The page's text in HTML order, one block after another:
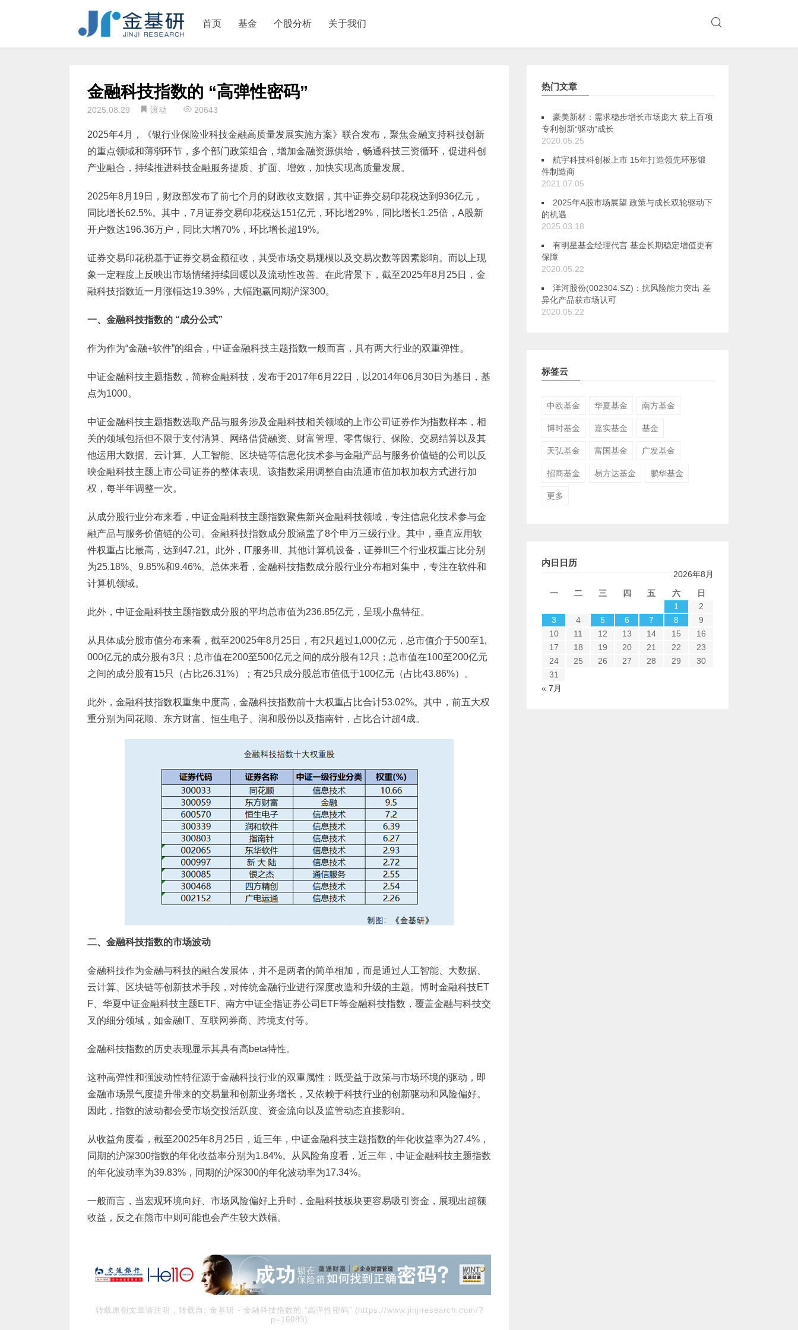
首页 基金 个股分析 关于我们
金融科技指数的 “高弹性密码”
2025.08.29 滚动 20643
2025年4月，《银行业保险业科技金融高质量发展实施方案》联合发布，聚焦金融支持科技创新
的重点领域和薄弱环节，多个部门政策组合，增加金融资源供给，畅通科技三资循环，促进科创
产业融合，持续推进科技金融服务提质、扩面、增效，加快实现高质量发展。
2025年8月19日，财政部发布了前七个月的财政收支数据，其中证券交易印花税达到936亿元，
同比增长62.5%。其中，7月证券交易印花税达151亿元，环比增29%，同比增长1.25倍，A股新
开户数达196.36万户，同比大增70%，环比增长超19%。
证券交易印花税基于证券交易金额征收，其受市场交易规模以及交易次数等因素影响。而以上现
象一定程度上反映出市场情绪持续回暖以及流动性改善。在此背景下，截至2025年8月25日，金
融科技指数近一月涨幅达19.39%，大幅跑赢同期沪深300。
一、金融科技指数的 “成分公式”
作为作为“金融+软件”的组合，中证金融科技主题指数一般而言，具有两大行业的双重弹性。
中证金融科技主题指数，简称金融科技，发布于2017年6月22日，以2014年06月30日为基日，基
点为1000。
中证金融科技主题指数选取产品与服务涉及金融科技相关领域的上市公司证券作为指数样本，相
关的领域包括但不限于支付清算、网络借贷融资、财富管理、零售银行、保险、交易结算以及其
他运用大数据、云计算、人工智能、区块链等信息化技术参与金融产品与服务价值链的公司以反
映金融科技主题上市公司证券的整体表现。该指数采用调整自由流通市值加权加权方式进行加
权，每半年调整一次。
从成分股行业分布来看，中证金融科技主题指数聚焦新兴金融科技领域，专注信息化技术参与金
融产品与服务价值链的公司。金融科技指数成分股涵盖了8个申万三级行业。其中，垂直应用软
件权重占比最高，达到47.21。此外，IT服务III、其他计算机设备，证券III三个行业权重占比分别
为25.18%、9.85%和9.46%。总体来看，金融科技指数成分股行业分布相对集中，专注在软件和
计算机领域。
此外，中证金融科技主题指数成分股的平均总市值为236.85亿元，呈现小盘特征。
从具体成分股市值分布来看，截至20025年8月25日，有2只超过1,000亿元，总市值介于500至1,
000亿元的成分股有3只；总市值在200至500亿元之间的成分股有12只；总市值在100至200亿元
之间的成分股有15只（占比26.31%）；有25只成分股总市值低于100亿元（占比43.86%）。
此外，金融科技指数权重集中度高，金融科技指数前十大权重占比合计53.02%。其中，前五大权
重分别为同花顺、东方财富、恒生电子、润和股份以及指南针，占比合计超4成。
二、金融科技指数的市场波动
金融科技作为金融与科技的融合发展体，并不是两者的简单相加，而是通过人工智能、大数据、
云计算、区块链等创新技术手段，对传统金融行业进行深度改造和升级的主题。博时金融科技ET
F、华夏中证金融科技主题ETF、南方中证全指证券公司ETF等金融科技指数，覆盖金融与科技交
叉的细分领域，如金融IT、互联网券商、跨境支付等。
金融科技指数的历史表现显示其具有高beta特性。
这种高弹性和强波动性特征源于金融科技行业的双重属性：既受益于政策与市场环境的驱动，即
金融市场景气度提升带来的交易量和创新业务增长，又依赖于科技行业的创新驱动和风险偏好。
因此，指数的波动都会受市场交投活跃度、资金流向以及监管动态直接影响。
从收益角度看，截至20025年8月25日，近三年，中证金融科技主题指数的年化收益率为27.4%，
同期的沪深300指数的年化收益率分别为1.84%。从风险角度看，近三年，中证金融科技主题指数
的年化波动率为39.83%，同期的沪深300的年化波动率为17.34%。
一般而言，当宏观环境向好、市场风险偏好上升时，金融科技板块更容易吸引资金，展现出超额
收益，反之在熊市中则可能也会产生较大跌幅。
转载原创文章请注明，转载自: 金基研 - 金融科技指数的 “高弹性密码” (https://www.jinjiresearch.com/?
p=16083)
热门文章
豪美新材：需求稳步增长市场庞大 获上百项
专利创新“驱动”成长
2020.05.25
航宇科技科创板上市 15年打造领先环形锻
件制造商
2021.07.05
2025年A股市场展望 政策与成长双轮驱动下
的机遇
2025.03.18
有明星基金经理代言 基金长期稳定增值更有
保障
2020.05.22
洋河股份(002304.SZ)：抗风险能力突出 差
异化产品获市场认可
2020.05.22
标签云
中欧基金 华夏基金 南方基金
博时基金 嘉实基金 基金
天弘基金 富国基金 广发基金
招商基金 易方达基金 鹏华基金
更多
内日日历
2026年8月
一
二 三 四 五 六
日
1
2
3
4 5 6 7 8
9
10
11 12 13 14 15
16
17
18 19 20 21 22
23
24
25 26 27 28 29
30
31
« 7月